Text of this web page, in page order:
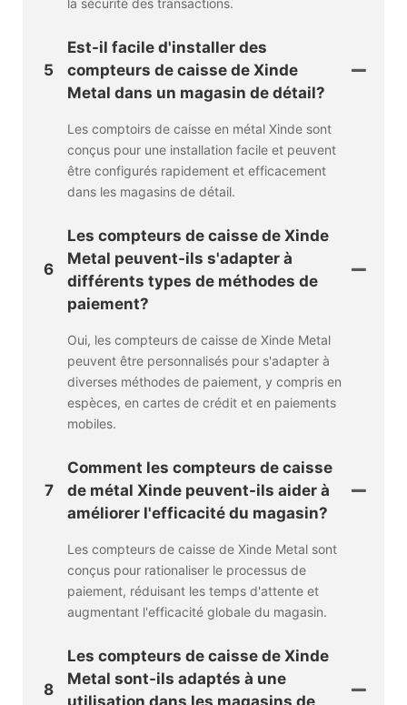
5
Est-il facile d'installer des
compteurs de caisse de Xinde
Metal dans un magasin de détail?
Les comptoirs de caisse en métal Xinde sont
conçus pour une installation facile et peuvent
être configurés rapidement et efficacement
dans les magasins de détail.
6
Les compteurs de caisse de Xinde
Metal peuvent-ils s'adapter à
différents types de méthodes de
paiement?
Oui, les compteurs de caisse de Xinde Metal
peuvent être personnalisés pour s'adapter à
diverses méthodes de paiement, y compris en
espèces, en cartes de crédit et en paiements
mobiles.
7
Comment les compteurs de caisse
de métal Xinde peuvent-ils aider à
améliorer l'efficacité du magasin?
Les compteurs de caisse de Xinde Metal sont
conçus pour rationaliser le processus de
paiement, réduisant les temps d'attente et
augmentant l'efficacité globale du magasin.
8
Les compteurs de caisse de Xinde
Metal sont-ils adaptés à une
utilisation dans les magasins de